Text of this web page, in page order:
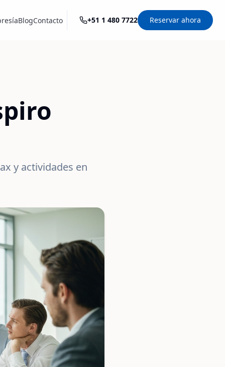
BlogContacto +51 1 480 7722 Reservar ahora
y actividades en